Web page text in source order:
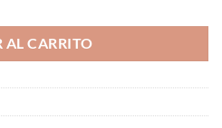
AL CARRITO